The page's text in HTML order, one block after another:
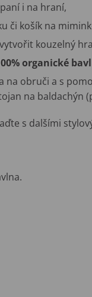
i na hraní,
či košík na
kouzelný
organické
na obruči a s
na baldachýn
s dalšími